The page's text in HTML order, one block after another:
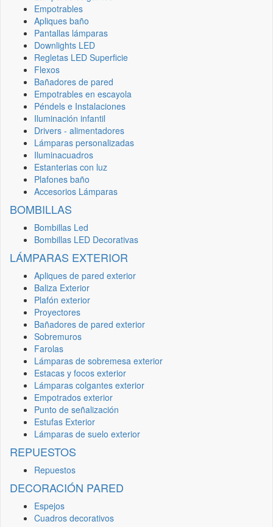
Empotrables
Apliques baño
Pantallas lámparas
Downlights LED
Regletas LED Superficie
Flexos
Bañadores de pared
Empotrables en escayola
Péndels e Instalaciones
Iluminación infantil
Drivers - alimentadores
Lámparas personalizadas
Iluminacuadros
Estanterias con luz
Plafones baño
Accesorios Lámparas
BOMBILLAS
Bombillas Led
Bombillas LED Decorativas
LÁMPARAS EXTERIOR
Apliques de pared exterior
Baliza Exterior
Plafón exterior
Proyectores
Bañadores de pared exterior
Sobremuros
Farolas
Lámparas de sobremesa exterior
Estacas y focos exterior
Lámparas colgantes exterior
Empotrados exterior
Punto de señalización
Estufas Exterior
Lámparas de suelo exterior
REPUESTOS
Repuestos
DECORACIÓN PARED
Espejos
Cuadros decorativos